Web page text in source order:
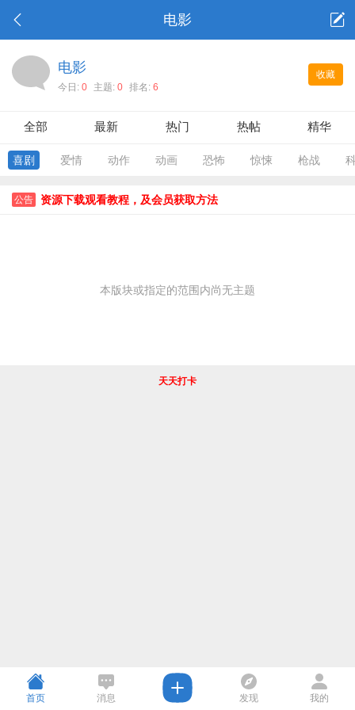
电影
收藏
电影
今日: 0 主题: 0 排名: 6
全部 最新 热门 热帖 精华
喜剧 爱情 动作 动画 恐怖 惊悚 枪战
公告 资源下载观看教程，及会员获取方法
本版块或指定的范围内尚无主题
天天打卡
首页 消息 发现 我的